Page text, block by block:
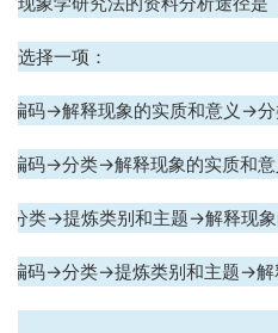
选择一项：
编码→解释现象的实质和意义 →
编码→分类→解释现象的实质和意
分类→提炼类别和主题→解释现
编码→分类→提炼类别和主题→